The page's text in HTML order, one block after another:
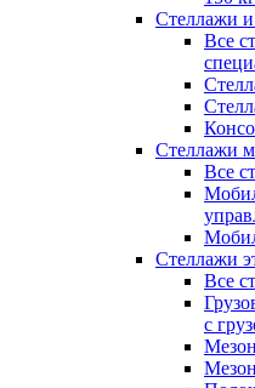
Стеллажи
Все
Стеллажи
Все
Стеллажи
Все
с